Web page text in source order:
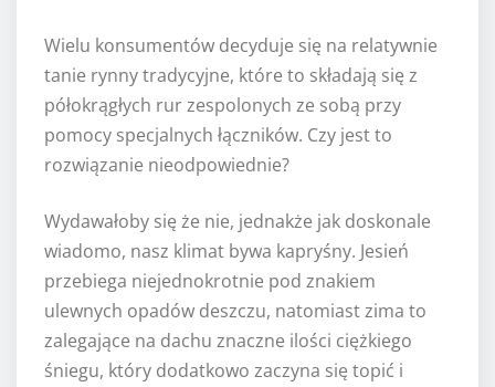
Wielu konsumentów decyduje się na relatywnie
tanie rynny tradycyjne, które to składają się z
półokrągłych rur zespolonych ze sobą przy
pomocy specjalnych łączników. Czy jest to
rozwiązanie nieodpowiednie?
Wydawałoby się że nie, jednakże jak doskonale
wiadomo, nasz klimat bywa kapryśny. Jesień
przebiega niejednokrotnie pod znakiem
ulewnych opadów deszczu, natomiast zima to
zalegające na dachu znaczne ilości ciężkiego
śniegu, który dodatkowo zaczyna się topić i